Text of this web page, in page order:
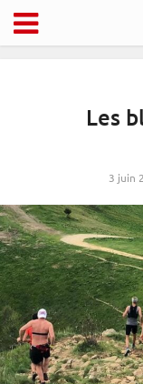
Les
3 juin